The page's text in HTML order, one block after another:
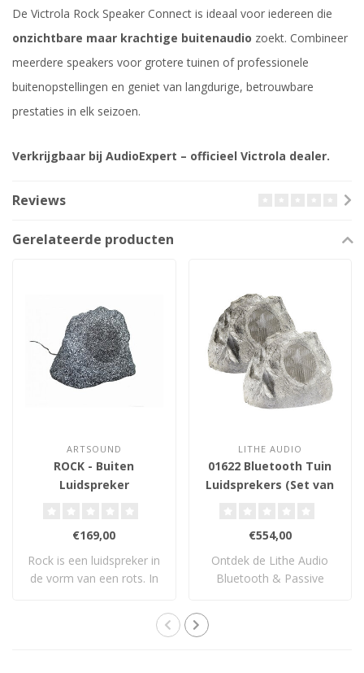
De Victrola Rock Speaker Connect is ideaal voor iedereen die
onzichtbare maar krachtige buitenaudio zoekt. Combineer
meerdere speakers voor grotere tuinen of professionele
buitenopstellingen en geniet van langdurige, betrouwbare
prestaties in elk seizoen.
Verkrijgbaar bij AudioExpert – officieel Victrola dealer.
Reviews
Gerelateerde producten
ARTSOUND
ROCK - Buiten
Luidspreker
€169,00
Rock is een luidspreker in
de vorm van een rots. In
LITHE AUDIO
01622 Bluetooth Tuin
Luidsprekers (Set van
€554,00
Ontdek de Lithe Audio
Bluetooth & Passive